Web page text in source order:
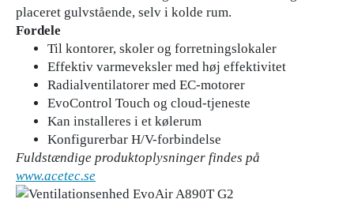
placeret gulvstående, selv i kolde rum.
Fordele
Til kontorer, skoler og forretningslokaler
Effektiv varmeveksler med høj effektivitet
Radialventilatorer med EC-motorer
EvoControl Touch og cloud-tjeneste
Kan installeres i et kølerum
Konfigurerbar H/V-forbindelse
Fuldstændige produktoplysninger findes på
www.acetec.se